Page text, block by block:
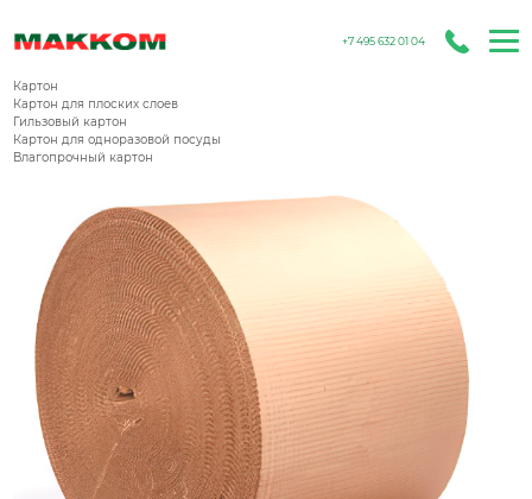
+7 495 632 01 04
Картон
Картон для плоских слоев
Гильзовый картон
Картон для одноразовой посуды
Влагопрочный картон